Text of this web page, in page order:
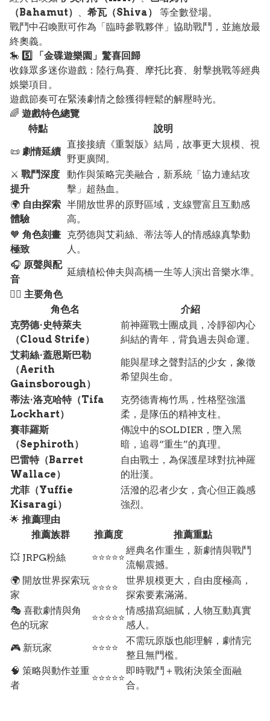
（Bahamut） 、 希瓦（Shiva）
等全數登場。
戰鬥中召喚獸可作為「臨時參戰夥伴」協助戰鬥，並施放最
終奧義。
🎠 5️⃣ 「金碟遊樂園」驚喜回歸
收錄眾多迷你遊戲：陸行鳥賽、摩托比賽、射擊挑戰等經典
娛樂項目。
遊戲節奏可在緊湊劇情之餘獲得輕鬆的解壓時光。
🌈 遊戲特色總覽
特點
說明
📜 劇情延續
直接接續《重製版》結局，故事更大規模、視
野更廣闊。
⚔️ 戰鬥深度
提升
動作與策略完美融合，新系統「協力連結攻
擊」超熱血。
🌍 自由探索
體驗
半開放世界的原野區域，支線豐富且互動感
高。
🧡 角色刻畫
極致
克勞德與艾莉絲、蒂法等人的情感線真摯動
人。
🎧 原聲與配
音
延續植松伸夫與高橋一生等人演出音樂水準。
🧙‍♂️ 主要角色
角色名
介紹
克勞德·史特萊夫
（Cloud Strife）
前神羅戰士團成員，冷靜卻內心
糾結的青年，背負過去與命運。
艾莉絲·蓋恩斯巴勒
（Aerith
Gainsborough）
能與星球之聲對話的少女，象徵
希望與生命。
蒂法·洛克哈特（Tifa
Lockhart）
克勞德青梅竹馬，性格堅強溫
柔，是隊伍的精神支柱。
賽菲羅斯
（Sephiroth）
傳說中的SOLDIER，墮入黑
暗，追尋“重生”的真理。
巴雷特（Barret
Wallace）
自由戰士，為保護星球對抗神羅
的壯漢。
尤菲（Yuffie
Kisaragi）
活潑的忍者少女，貪心但正義感
強烈。
🌟 推薦理由
推薦族群
推薦度
推薦重點
💥 JRPG粉絲
⭐⭐⭐⭐⭐
經典名作重生，新劇情與戰鬥
流暢震撼。
🌍 開放世界探索玩
家
⭐⭐⭐⭐
世界規模更大，自由度極高，
探索要素滿滿。
🎭 喜歡劇情與角
色的玩家
⭐⭐⭐⭐⭐
情感描寫細膩，人物互動真實
感人。
🎮 新玩家
⭐⭐⭐⭐
不需玩原版也能理解，劇情完
整且無門檻。
🧠 策略與動作並重
者
⭐⭐⭐⭐⭐
即時戰鬥＋戰術決策全面融
合。